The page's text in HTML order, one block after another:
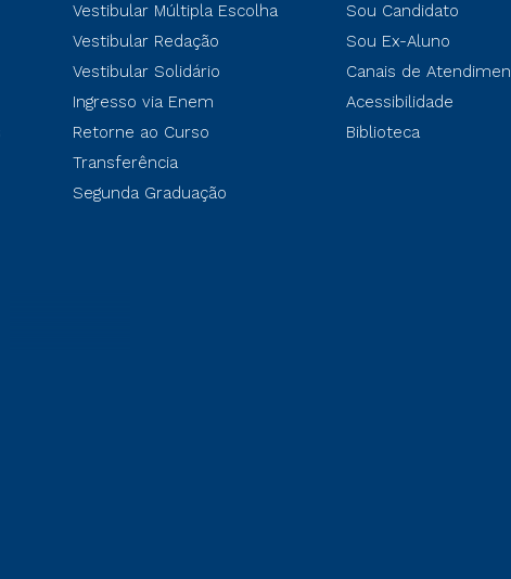
Vestibular Múltipla Escolha
Vestibular Redação
Vestibular Solidário
Ingresso via Enem
Retorne ao Curso
Transferência
Segunda Graduação
Sou Candidato
Sou Ex-Aluno
Canais de
Acessibilidade
Biblioteca